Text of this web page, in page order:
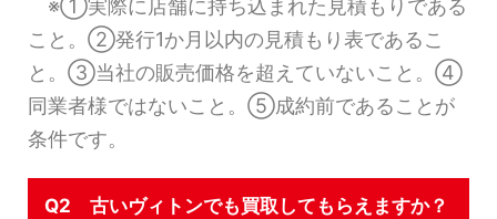
※①実際に店舗に持ち込まれた見積もりである
こと。②発行1か月以内の見積もり表であるこ
と。③当社の販売価格を超えていないこと。④
同業者様ではないこと。⑤成約前であることが
条件です。
Q2 古いヴィトンでも買取してもらえますか？